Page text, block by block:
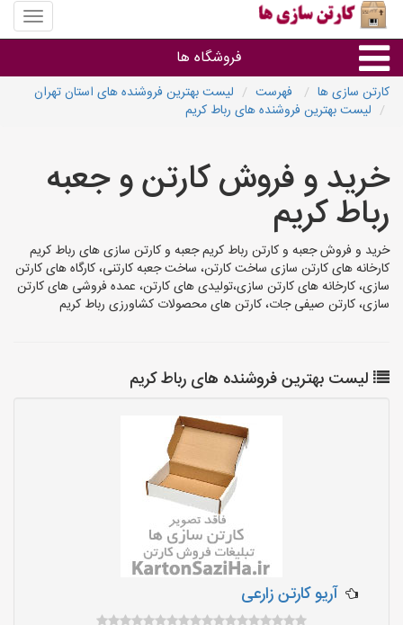
منوی
سایت
سازی
فروشگاه ها
کارتن جعبه
سایر گروه ها
فروشنده های کارتن جعبه
کارتن سازی ها فهرست
لیست بهترین فروشنده های استان تهران
لیست بهترین فروشنده های رباط کریم
خرید و فروش کارتن و جعبه
رباط کریم
خرید و فروش جعبه و کارتن رباط کریم جعبه و کارتن سازی های رباط کریم
کارخانه های کارتن سازی ساخت کارتن، ساخت جعبه کارتنی، کارگاه های کارتن
سازی، کارخانه های کارتن سازی،تولیدی های کارتن، عمده فروشی های کارتن
سازی، کارتن صیفی جات، کارتن های محصولات کشاورزی رباط کریم
لیست بهترین فروشنده های رباط کریم
آریو کارتن زارعی